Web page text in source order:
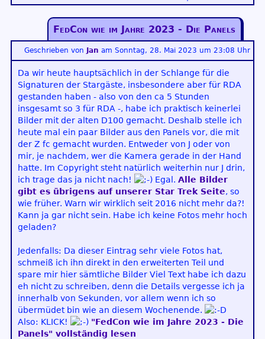
FedCon wie im Jahre 2023 - Die Panels
Geschrieben von Jan am Sonntag, 28. Mai 2023 um 23:08 Uhr
Da wir heute hauptsächlich in der Schlange für die
Signaturen der Stargäste, insbesondere aber für RDA
gestanden haben - also von den ca 5 Stunden
insgesamt so 3 für RDA -, habe ich praktisch keinerlei
Bilder mit der alten D100 gemacht. Deshalb stelle ich
heute mal ein paar Bilder aus den Panels vor, die mit
der Z fc gemacht wurden. Entweder von J oder von
mir, je nachdem, wer die Kamera gerade in der Hand
hatte. Im Copyright steht natürlich weiterhin nur J drin,
ich trage das ja nicht nach!
Egal. Alle Bilder
gibt es übrigens auf unserer Star Trek Seite, so
wie früher. Warn wir wirklich seit 2016 nicht mehr da?!
Kann ja gar nicht sein. Habe ich keine Fotos mehr hoch
geladen?
Jedenfalls: Da dieser Eintrag sehr viele Fotos hat,
schmeiß ich ihn direkt in den erweiterten Teil und
spare mir hier sämtliche Bilder Viel Text habe ich dazu
eh nicht zu schreiben, denn die Details vergesse ich ja
innerhalb von Sekunden, vor allem wenn ich so
übermüdet bin wie an diesem Wochenende.
Also: KLICK!
"FedCon wie im Jahre 2023 - Die
Panels" vollständig lesen